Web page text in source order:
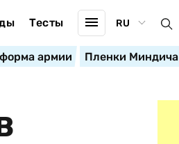
Тесты RU
армии Пленки Миндича